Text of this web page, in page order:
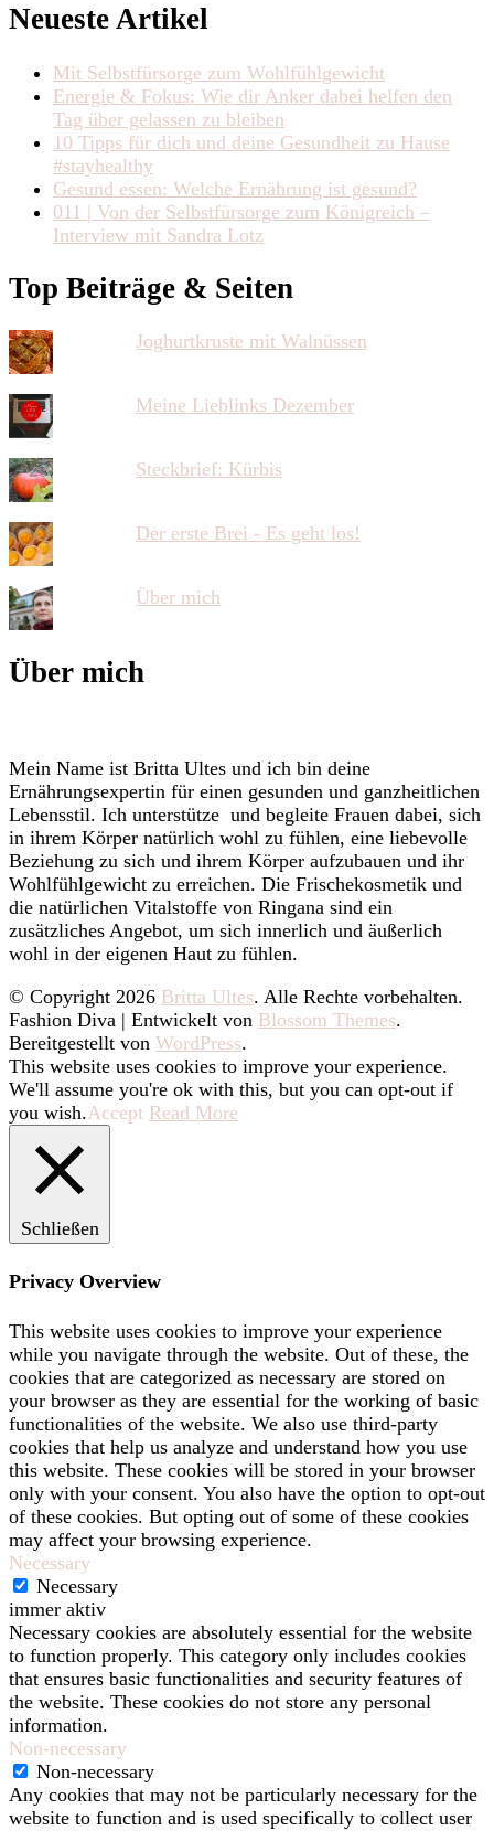
Neueste Artikel
Mit Selbstfürsorge zum Wohlfühlgewicht
Energie & Fokus: Wie dir Anker dabei helfen den
Tag über gelassen zu bleiben
10 Tipps für dich und deine Gesundheit zu Hause
#stayhealthy
Gesund essen: Welche Ernährung ist gesund?
011 | Von der Selbstfürsorge zum Königreich –
Interview mit Sandra Lotz
Top Beiträge & Seiten
Joghurtkruste mit Walnüssen
Meine Lieblinks Dezember
Steckbrief: Kürbis
Der erste Brei - Es geht los!
Über mich
Über mich
Mein Name ist Britta Ultes und ich bin deine
Ernährungsexpertin für einen gesunden und ganzheitlichen
Lebensstil. Ich unterstütze und begleite Frauen dabei, sich
in ihrem Körper natürlich wohl zu fühlen, eine liebevolle
Beziehung zu sich und ihrem Körper aufzubauen und ihr
Wohlfühlgewicht zu erreichen. Die Frischekosmetik und
die natürlichen Vitalstoffe von Ringana sind ein
zusätzliches Angebot, um sich innerlich und äußerlich
wohl in der eigenen Haut zu fühlen.
© Copyright 2026 Britta Ultes. Alle Rechte vorbehalten.
Fashion Diva | Entwickelt von Blossom Themes.
Bereitgestellt von WordPress.
This website uses cookies to improve your experience.
We'll assume you're ok with this, but you can opt-out if
you wish.Accept Read More
Schließen
Privacy Overview
This website uses cookies to improve your experience
while you navigate through the website. Out of these, the
cookies that are categorized as necessary are stored on
your browser as they are essential for the working of basic
functionalities of the website. We also use third-party
cookies that help us analyze and understand how you use
this website. These cookies will be stored in your browser
only with your consent. You also have the option to opt-out
of these cookies. But opting out of some of these cookies
may affect your browsing experience.
Necessary
Necessary
immer aktiv
Necessary cookies are absolutely essential for the website
to function properly. This category only includes cookies
that ensures basic functionalities and security features of
the website. These cookies do not store any personal
information.
Non-necessary
Non-necessary
Any cookies that may not be particularly necessary for the
website to function and is used specifically to collect user